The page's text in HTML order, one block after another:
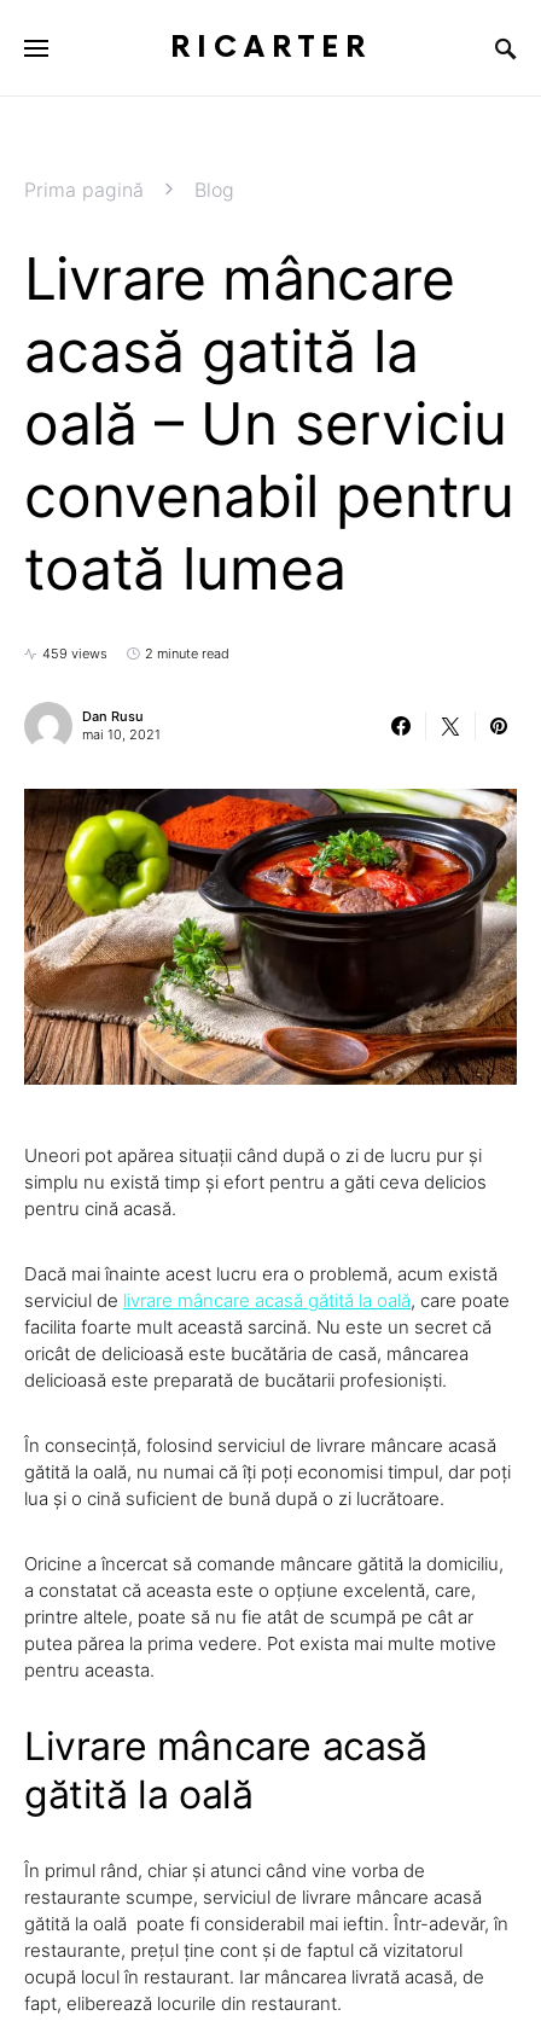
RICARTER
Prima pagină Blog
Livrare mâncare
acasă gatită la
oală – Un serviciu
convenabil pentru
toată lumea
459 views 2 minute read
Dan Rusu
mai 10, 2021
Uneori pot apărea situații când după o zi de lucru pur și
simplu nu există timp și efort pentru a găti ceva delicios
pentru cină acasă.
Dacă mai înainte acest lucru era o problemă, acum există
serviciul de livrare mâncare acasă gătită la oală, care poate
facilita foarte mult această sarcină. Nu este un secret că
oricât de delicioasă este bucătăria de casă, mâncarea
delicioasă este preparată de bucătarii profesioniști.
În consecință, folosind serviciul de livrare mâncare acasă
gătită la oală, nu numai că îți poți economisi timpul, dar poți
lua și o cină suficient de bună după o zi lucrătoare.
Oricine a încercat să comande mâncare gătită la domiciliu,
a constatat că aceasta este o opțiune excelentă, care,
printre altele, poate să nu fie atât de scumpă pe cât ar
putea părea la prima vedere. Pot exista mai multe motive
pentru aceasta.
Livrare mâncare acasă
gătită la oală
În primul rând, chiar și atunci când vine vorba de
restaurante scumpe, serviciul de livrare mâncare acasă
gătită la oală poate fi considerabil mai ieftin. Într-adevăr, în
restaurante, prețul ține cont și de faptul că vizitatorul
ocupă locul în restaurant. Iar mâncarea livrată acasă, de
fapt, eliberează locurile din restaurant.